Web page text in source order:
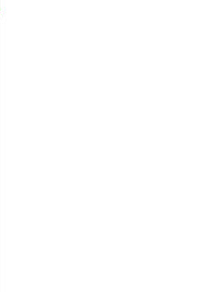
de Automotores